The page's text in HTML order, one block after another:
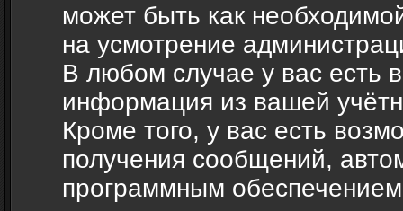
может быть как
на усмотрение
В любом случае у вас есть
информация из вашей
Кроме того, у вас есть
получения сообщений,
программным